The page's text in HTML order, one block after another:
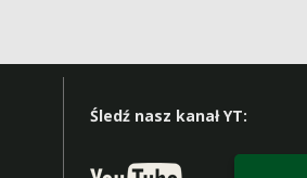
Śledź nasz kanał YT: